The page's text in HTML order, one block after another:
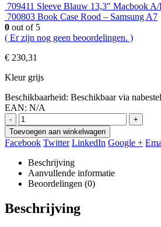
709411 Sleeve Blauw 13,3″ Macbook A/
700803 Book Case Rood – Samsung A7
0 out of 5
( Er zijn nog geen beoordelingen. )
€ 230,31
Kleur grijs
Beschikbaarheid: Beschikbaar via
EAN: N/A
-
+
Toevoegen aan winkelwagen
Facebook Twitter LinkedIn Google +
Beschrijving
Aanvullende informatie
Beoordelingen (0)
Beschrijving